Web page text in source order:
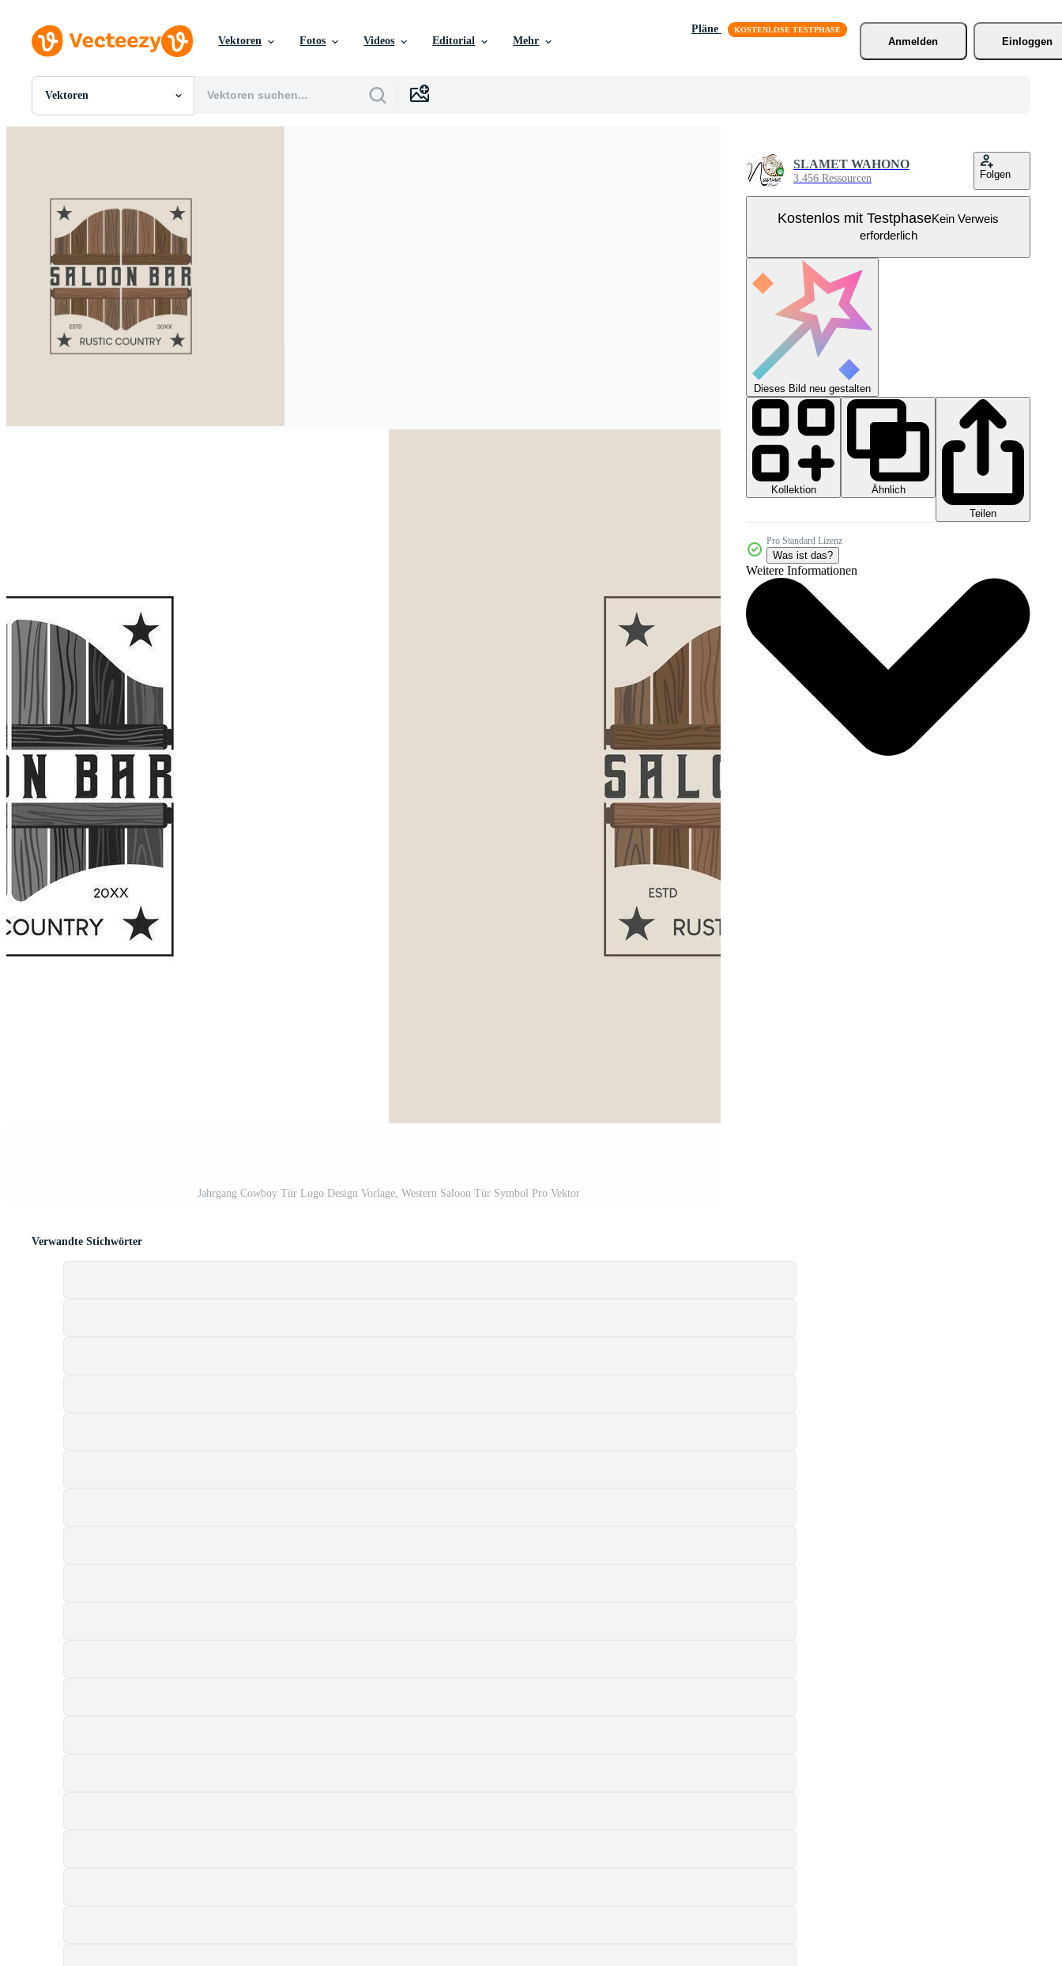
Vektoren Fotos Videos Editorial Mehr
Pläne
Anmelden
Einloggen
Vektoren
Alle Bilder
Vorlagen
Vektoren
Videos
Motion Graphics
Redaktionelle Bilder
Redaktionelle Ereignisse
Jahrgang Cowboy Tür Logo Design Vorlage, Western Saloon Tür Symbol Pro Vektor
SLAMET WAHONO
3.456 Ressourcen Folgen
Kostenlos mit TestphaseKein Verweis
erforderlich
Dieses Bild neu gestalten
Kollektion
Ähnlich
Teilen
Pro Standard Lizenz
Was ist das?
Weitere Informationen
Verwandte Stichwörter